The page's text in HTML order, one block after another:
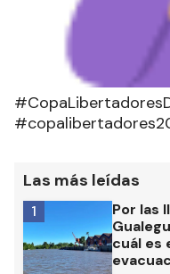
Las más leídas
Por las
cuál es
1